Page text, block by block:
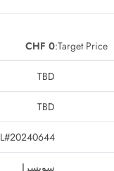
Target Price:
CHF 0
TBD
TBD
L#20240644
سويسرا